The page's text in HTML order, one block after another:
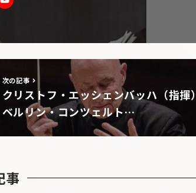
Youtube
次の記事
クリストフ・エッシェンバッハ（指揮）
ベルリン・コンツェルト…
事